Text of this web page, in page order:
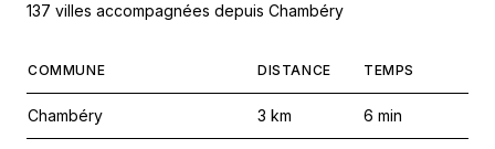
137 villes accompagnées depuis Chambéry
COMMUNE DISTANCE TEMPS
Chambéry 3 km 6 min